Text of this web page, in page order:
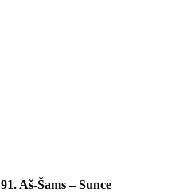
91. Aš-Šams – Sunce